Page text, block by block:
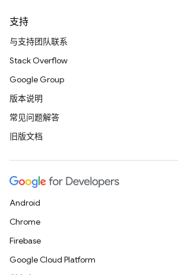
支持
与支持团队联系
Stack Overflow
Google Group
版本说明
常见问题解答
旧版文档
Android
Chrome
Firebase
Google Cloud Platform